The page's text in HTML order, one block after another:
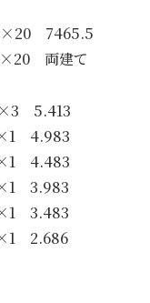
7465.5
建て
5.413
4.983
4.483
3.983
3.483
×1 2.686